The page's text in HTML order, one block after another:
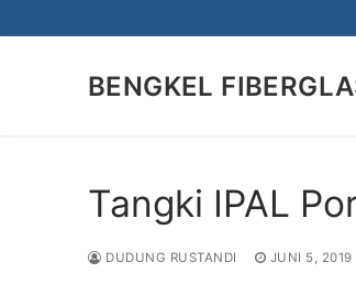
ke
BENGKEL
Tangki IPAL
DUDUNG RUSTANDI JUNI 5, 2019